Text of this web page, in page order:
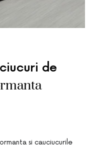
de
si cauciucurile